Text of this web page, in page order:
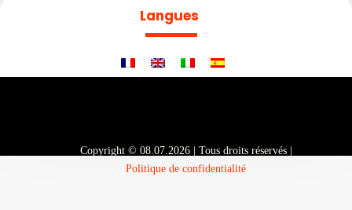
Langues
Copyright © 08.07.2026 | Tous droits réservés |
Politique de confidentialité